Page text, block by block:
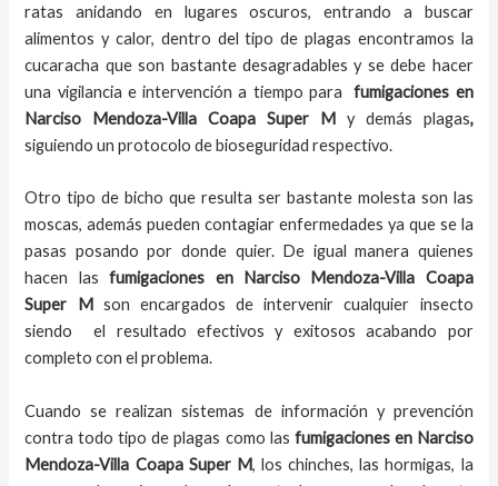
ratas anidando en lugares oscuros, entrando a buscar
alimentos y calor, dentro del tipo de plagas encontramos la
cucaracha que son bastante desagradables y se debe hacer
una vigilancia e intervención a tiempo parafumigaciones en
Narciso Mendoza-Villa Coapa Super M y demás plagas,
siguiendo un protocolo de bioseguridad respectivo.
Otro tipo de bicho que resulta ser bastante molesta son las
moscas, además pueden contagiar enfermedades ya que se la
pasas posando por donde quier. De igual manera quienes
hacen las fumigaciones en
Narciso Mendoza-Villa Coapa
Super Mson encargados de intervenir cualquier insecto
siendo el resultado efectivos y exitosos acabando por
completo con el problema.
Cuando se realizan sistemas de información y prevención
contra todo tipo de plagas como las fumigacionesen Narciso
Mendoza-Villa Coapa Super M, los chinches, las hormigas, la